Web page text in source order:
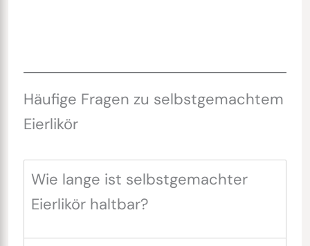
Häufige Fragen zu selbstgemachtem
Eierlikör
Wie lange ist selbstgemachter
Eierlikör haltbar?